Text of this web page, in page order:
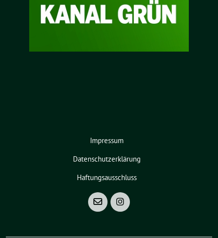
Impressum
Datenschutzerklärung
Haftungsausschluss